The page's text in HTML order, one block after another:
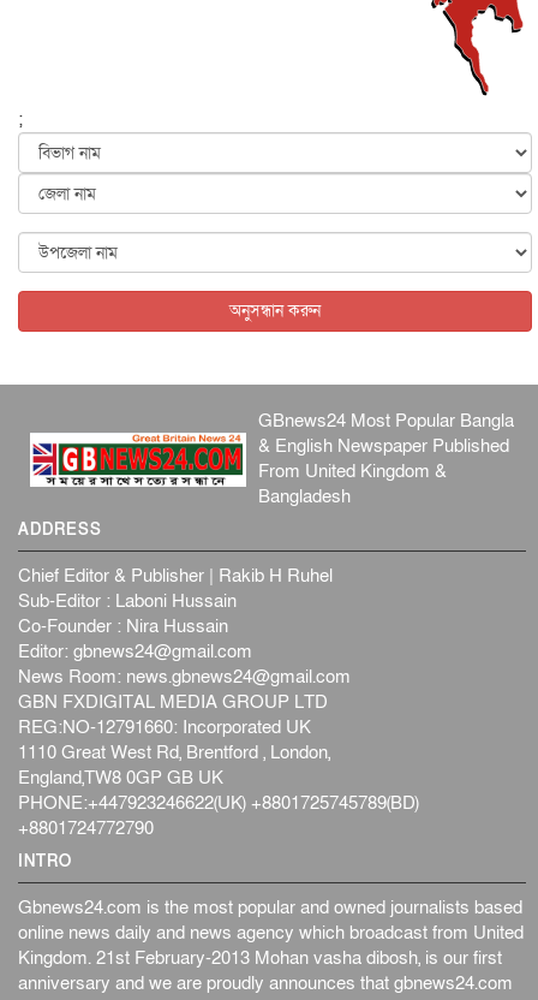
৬ আগস্ট, ২০২৬
৬ আগস্ট, ২০২৬
জুলাইয়ের কৃতিত্ব নেওয়ার জন্য সবাই প্রতিযোগিতায় নেমেছে :
৬ আগস্ট, ২০২৬
৬ আগস্ট, ২০২৬
;
অনুসন্ধান করুন
GBnews24 Most Popular Bangla
& English Newspaper Published
From United Kingdom &
Bangladesh
ADDRESS
Chief Editor & Publisher | Rakib H Ruhel
Sub-Editor : Laboni Hussain
Co-Founder : Nira Hussain
Editor: gbnews24@gmail.com
News Room: news.gbnews24@gmail.com
GBN FXDIGITAL MEDIA GROUP LTD
REG:NO-12791660: Incorporated UK
1110 Great West Rd, Brentford , London,
England,TW8 0GP GB UK
PHONE:+447923246622(UK) +8801725745789(BD)
+8801724772790
INTRO
Gbnews24.com is the most popular and owned journalists based
online news daily and news agency which broadcast from United
Kingdom. 21st February-2013 Mohan vasha dibosh, is our first
anniversary and we are proudly announces that gbnews24.com